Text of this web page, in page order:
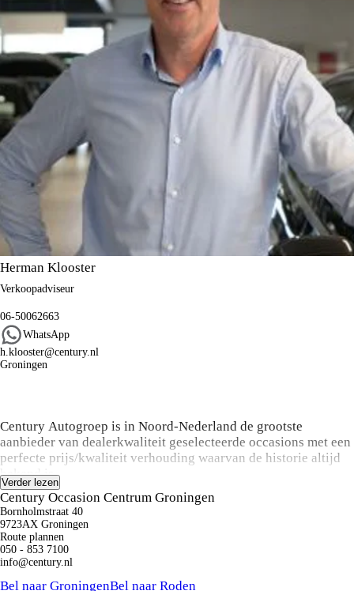
Herman Klooster
Verkoopadviseur
06-50062663
WhatsApp
h.klooster@century.nl
Groningen
Century Autogroep is in Noord-Nederland de grootste
aanbieder van dealerkwaliteit geselecteerde occasions met een
perfecte prijs/kwaliteit verhouding waarvan de historie altijd
bekend is.
Koop:
Bij aanschaf van een occasion kunt u een keuze maken uit
onze onderhoud en zekerheid pakketten variërend van basis
tot luxe inclusief o.a. de labels Das Welt
Auto, ZekerŠKODA en Audi Selectie Plus. Inruil en
financiering is altijd mogelijk
Verder lezen
Century Occasion Centrum Groningen
Bornholmstraat 40
9723AX Groningen
Route plannen
050 - 853 7100
info@century.nl
Bel naar GroningenBel naar Roden